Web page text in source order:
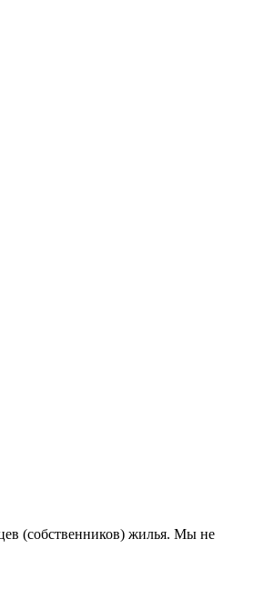
(собственников) жилья. Мы не